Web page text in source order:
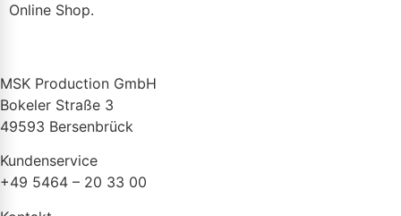
Online Shop.
MSK Production GmbH
Bokeler Straße 3
49593 Bersenbrück
Kundenservice
+49 5464 – 20 33 00